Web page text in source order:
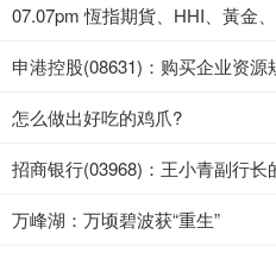
07.07pm 恆指期貨、HHI、黃金
申港控股(08631)：购买企业资
怎么做出好吃的鸡爪?
招商银行(03968)：王小青副行
万峰湖：万顷碧波获“重生”